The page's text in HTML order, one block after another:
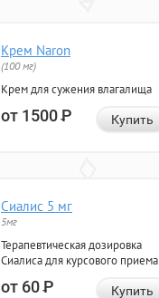
Крем Naron
(100 мг)
Крем для сужения влагалища
от 1500Р Купить
Сиалис 5 мг
5мг
Терапевтическая дозировка
Сиалиса для курсового приема
от 60Р Купить